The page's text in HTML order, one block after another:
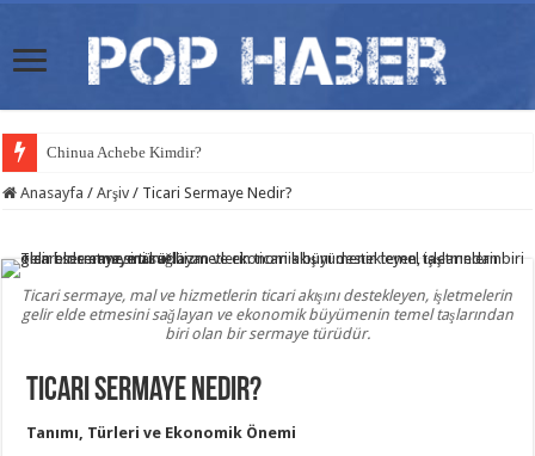
Chinua Achebe Kimdir?
Anasayfa / Arşiv / Ticari Sermaye Nedir?
Ticari sermaye, mal ve hizmetlerin ticari akışını destekleyen, işletmelerin
gelir elde etmesini sağlayan ve ekonomik büyümenin temel taşlarından
biri olan bir sermaye türüdür.
Ticari Sermaye Nedir?
Tanımı, Türleri ve Ekonomik Önemi